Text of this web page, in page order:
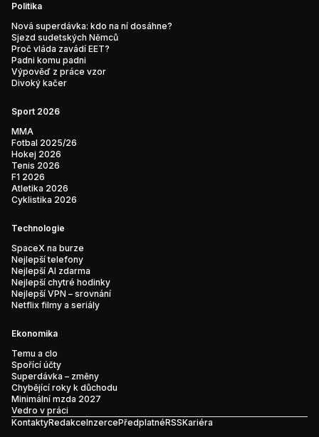
Politika
Nová superdávka: kdo na ní dosáhne?
Sjezd sudetských Němců
Proč vláda zavádí EET?
Padni komu padni
Výpověď z práce vzor
Divoký kačer
Sport 2026
MMA
Fotbal 2025/26
Hokej 2026
Tenis 2026
F1 2026
Atletika 2026
Cyklistika 2026
Technologie
SpaceX na burze
Nejlepší telefony
Nejlepší AI zdarma
Nejlepší chytré hodinky
Nejlepší VPN – srovnání
Netflix filmy a seriály
Ekonomika
Temu a clo
Spořící účty
Superdávka – změny
Chybějící roky k důchodu
Minimální mzda 2027
Vedro v práci
KontaktyRedakceInzercePředplatnéRSSKariéra